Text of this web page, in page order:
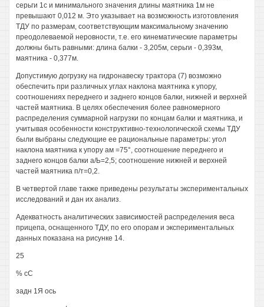
серьги 1с и минимального значения длины маятника 1м не
превышают 0,012 м. Это указывает на возможность изготовления
ТДУ по размерам, соответствующим максимальному значению
преодолеваемой неровности, т.е. его кинематические параметры
должны быть равными: длина балки - 3,205м, серьги - 0,393м,
маятника - 0,377м.
Допустимую догрузку на гидронавеску трактора (7) возможно
обеспечить при различных углах наклона маятника к упору,
соотношениях переднего и заднего концов балки, нижней и верхней
частей маятника. В целях обеспечения более равномерного
распределения суммарной нагрузки по концам балки и маятника, и
учитывая особенности конструктивно-технологической схемы ТДУ
были выбраны следующие ее рациональные параметры: угол
наклона маятника к упору ам =75°, соотношение переднего и
заднего концов балки а/Ь=2,5; соотношение нижней и верхней
частей маятника п/т=0,2.
В четвертой главе также приведены результаты экспериментальных
исследований и дан их анализ.
Адекватность аналитических зависимостей распределения веса
прицепа, оснащенного ТДУ, по его опорам и экспериментальных
данных показана на рисунке 14.
25
% сС
задн 1Я ось